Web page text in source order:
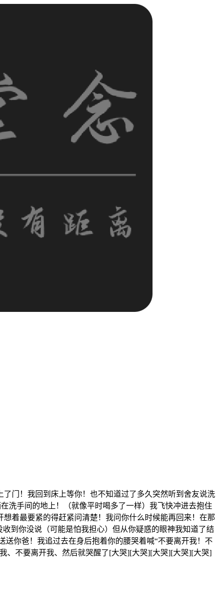
门！我回到床上等你！也不知道过了多久突然听到舍友说洗
洗手间的地上！（就像平时喝多了一样）我飞快冲进去抱住
着最要紧的得赶紧问清楚！我问你什么时候能再回来！在那
到你没说（可能是怕我担心）但从你疑惑的眼神我知道了结
你爸！我追过去在身后抱着你的腰哭着喊“不要离开我！不
、不要离开我、然后就哭醒了[大哭][大哭][大哭][大哭][大哭]